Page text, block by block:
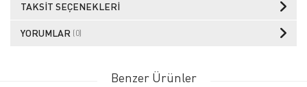
TAKSIT SEÇENEKLERI
YORUMLAR (0)
Benzer Ürünler